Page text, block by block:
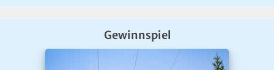
Gewinnspiel